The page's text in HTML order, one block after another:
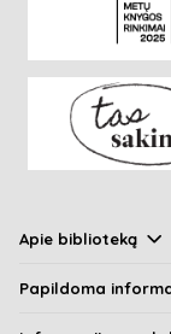
Apie biblioteką
Papildoma